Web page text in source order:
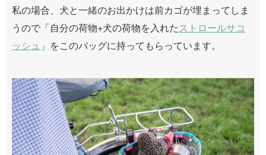
私の場合、犬と一緒のお出かけは前カゴが埋まってしま
うので「自分の荷物+犬の荷物を入れたストロールサコ
ッシュ 」をこのバッグに持ってもらっています。